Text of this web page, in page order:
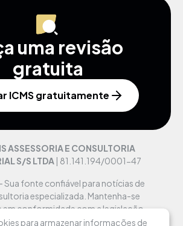
uma revisão
gratuita
ICMS gratuitamente
Sua fonte confiável para notícias de
especializada. Mantenha-se
conformidade com a legislação
fiscal.
ASSESSORIA E CONSULTORIA
S/S LTDA | 81.141.194/0001-47
para armazenar informações de